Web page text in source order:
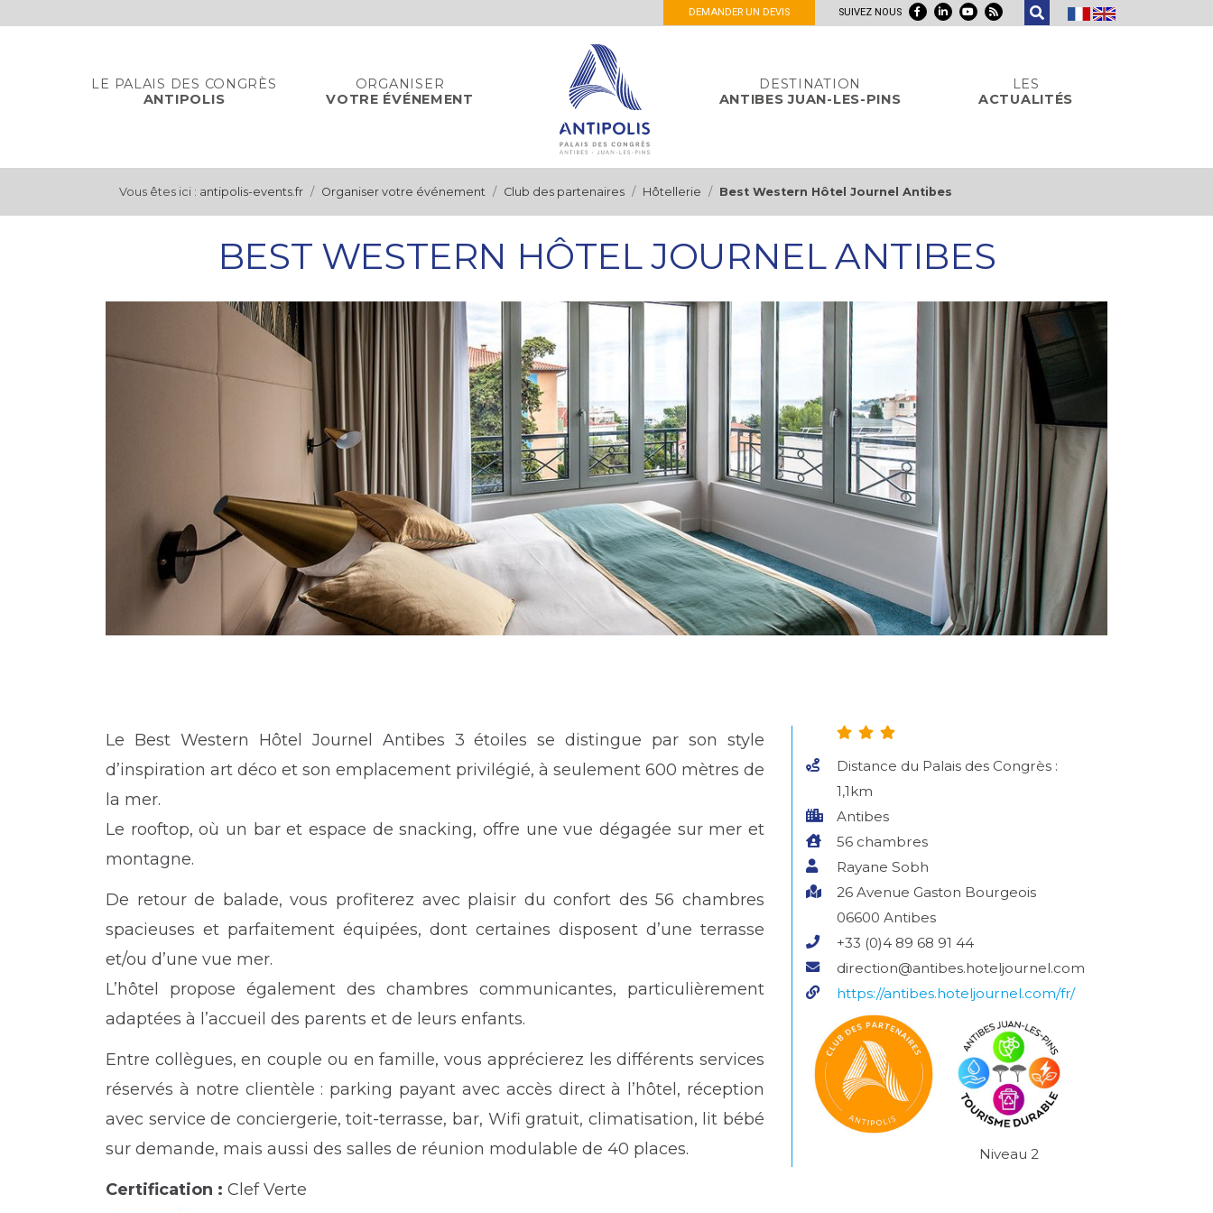
DEMANDER UN DEVIS SUIVEZ NOUS
LE PALAIS DES CONGRÈS
ANTIPOLIS
ORGANISER
VOTRE ÉVÉNEMENT
DESTINATION
ANTIBES JUAN-LES-PINS
LES
ACTUALITÉS
Vous êtes ici : antipolis-events.fr Organiser votre événement Club des partenaires Hôtellerie Best Western Hôtel Journel Antibes
BEST WESTERN HÔTEL JOURNEL ANTIBES
Le Best Western Hôtel Journel Antibes 3 étoiles se distingue par son style
d’inspiration art déco et son emplacement privilégié, à seulement 600 mètres de
la mer.
Le rooftop, où un bar et espace de snacking, offre une vue dégagée sur mer et
montagne.
De retour de balade, vous profiterez avec plaisir du confort des 56 chambres
spacieuses et parfaitement équipées, dont certaines disposent d’une terrasse
et/ou d’une vue mer.
L’hôtel propose également des chambres communicantes, particulièrement
adaptées à l’accueil des parents et de leurs enfants.
Entre collègues, en couple ou en famille, vous apprécierez les différents services
réservés à notre clientèle : parking payant avec accès direct à l’hôtel, réception
avec service de conciergerie, toit-terrasse, bar, Wifi gratuit, climatisation, lit bébé
sur demande, mais aussi des salles de réunion modulable de 40 places.
Certification : Clef Verte
Distance du Palais des Congrès :
1,1km
Antibes
56 chambres
Rayane Sobh
26 Avenue Gaston Bourgeois
06600 Antibes
+33 (0)4 89 68 91 44
direction@antibes.hoteljournel.com
https://antibes.hoteljournel.com/fr/
Niveau 2